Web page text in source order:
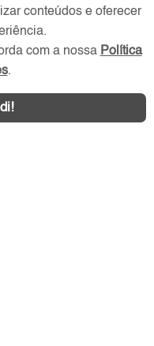
conteúdos e oferecer
com a nossa Política
.